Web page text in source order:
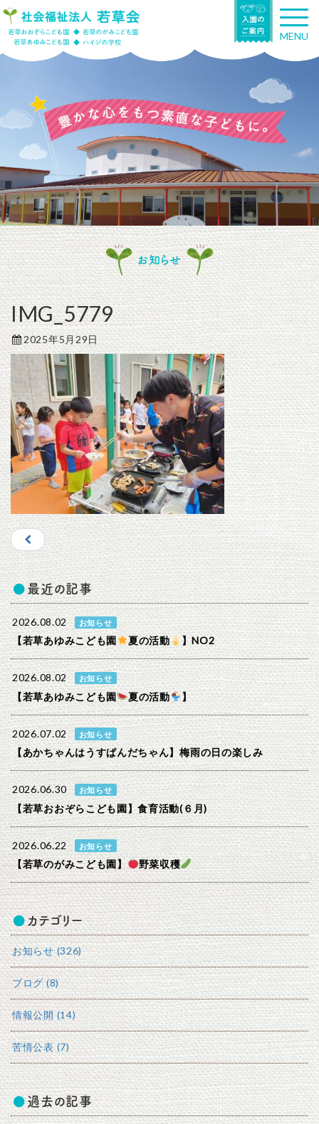
T
o
g
n
g
a
t
n
MENU
お知らせ
IMG_5779
2025年5月29日
最近の記事
2026.08.02 お知らせ
【若草あゆみこども園 夏の活動 】NO2
2026.08.02 お知らせ
【若草あゆみこども園 夏の活動 】
2026.07.02 お知らせ
【あかちゃんはうすぱんだちゃん】梅雨の日の楽しみ
2026.06.30 お知らせ
【若草おおぞらこども園】食育活動(６月)
2026.06.22 お知らせ
【若草のがみこども園】 野菜収穫
カテゴリー
お知らせ (326)
ブログ (8)
情報公開 (14)
苦情公表 (7)
過去の記事